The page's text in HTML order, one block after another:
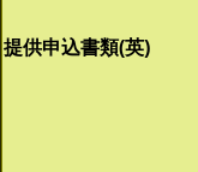
提供申込書類(英)